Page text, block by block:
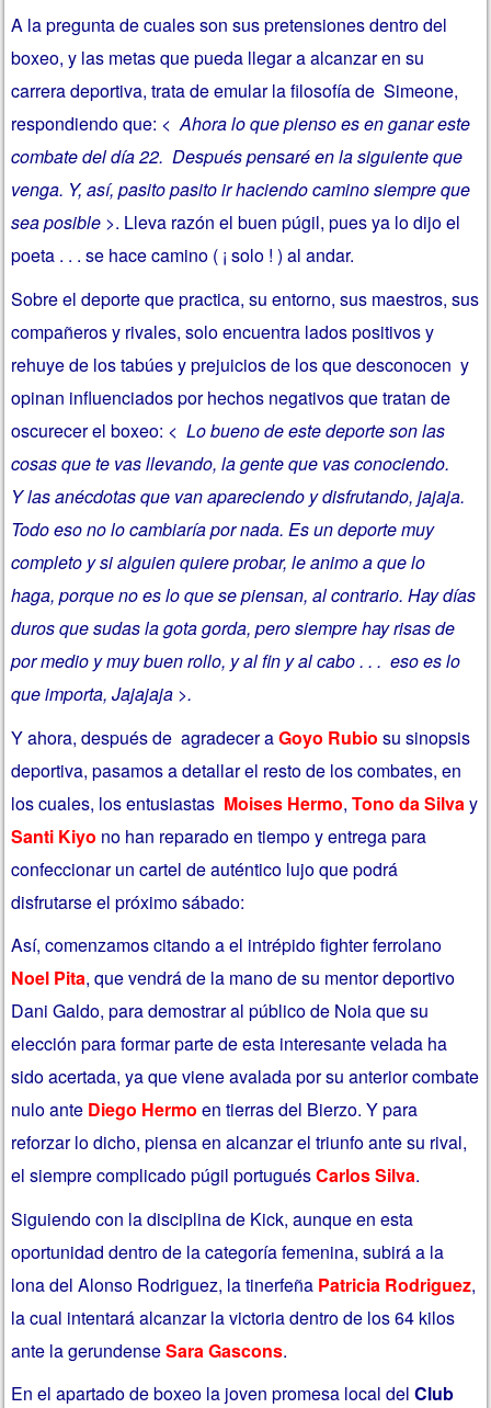
A la pregunta de cuales son sus pretensiones dentro del
boxeo, y las metas que pueda llegar a alcanzar en su
carrera deportiva, trata de emular la filosofía de Simeone,
respondiendo que: < Ahora lo que pienso es en ganar este
combate del día 22. Después pensaré en la siguiente que
venga. Y, así, pasito pasito ir haciendo camino siempre que
sea posible >. Lleva razón el buen púgil, pues ya lo dijo el
poeta . . . se hace camino ( ¡ solo ! ) al andar.
Sobre el deporte que practica, su entorno, sus maestros, sus
compañeros y rivales, solo encuentra lados positivos y
rehuye de los tabúes y prejuicios de los que desconocen y
opinan influenciados por hechos negativos que tratan de
oscurecer el boxeo: < Lo bueno de este deporte son las
cosas que te vas llevando, la gente que vas conociendo.
Y las anécdotas que van apareciendo y disfrutando, jajaja.
Todo eso no lo cambiaría por nada. Es un deporte muy
completo y si alguien quiere probar, le animo a que lo
haga, porque no es lo que se piensan, al contrario. Hay días
duros que sudas la gota gorda, pero siempre hay risas de
por medio y muy buen rollo, y al fin y al cabo . . . eso es lo
que importa, Jajajaja >.
Y ahora, después de agradecer aGoyo Rubio su sinopsis
deportiva, pasamos a detallar el resto de los combates, en
los cuales, los entusiastas Moises Hermo,Tono da Silvay
Santi Kiyo no han reparado en tiempo y entrega para
confeccionar un cartel de auténtico lujo que podrá
disfrutarse el próximo sábado:
Así, comenzamos citando a el intrépido fighter ferrolano
Noel Pita, que vendrá de la mano de su mentor deportivo
Dani Galdo, para demostrar al público de Noia que su
elección para formar parte de esta interesante velada ha
sido acertada, ya que viene avalada por su anterior combate
nulo ante Diego Hermo en tierras del Bierzo. Y para
reforzar lo dicho, piensa en alcanzar el triunfo ante su rival,
el siempre complicado púgil portuguésCarlos Silva.
Siguiendo con la disciplina de Kick, aunque en esta
oportunidad dentro de la categoría femenina, subirá a la
lona del Alonso Rodriguez, la tinerfeña Patricia Rodriguez,
la cual intentará alcanzar la victoria dentro de los 64 kilos
ante la gerundenseSara Gascons.
En el apartado de boxeo la joven promesa local delClub